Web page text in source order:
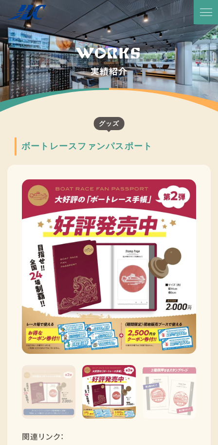
TOP
サービス紹介
実績一覧
CSR活動
採用情報
ニュースリリース
Q&A
ご意見・ご感想
放送予定・番組表
WORKS
実績紹介
グッズ
ボートレースファンパスポート
関連リンク：